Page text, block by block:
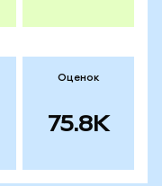
Оценок
75.8K